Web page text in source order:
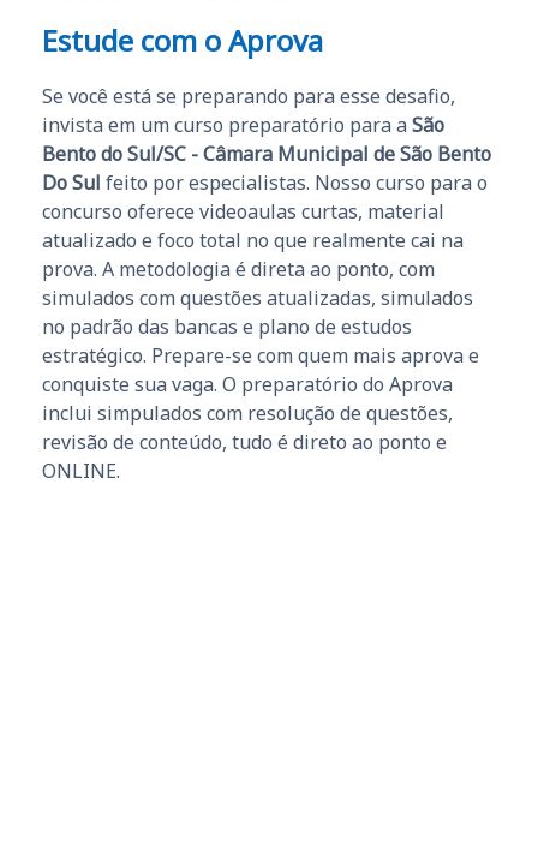
Estude com o Aprova
Se você está se preparando para esse desafio,
invista em um curso preparatório para a São
Bento do Sul/SC - Câmara Municipal de São Bento
Do Sul feito por especialistas. Nosso curso para o
concurso oferece videoaulas curtas, material
atualizado e foco total no que realmente cai na
prova. A metodologia é direta ao ponto, com
simulados com questões atualizadas, simulados
no padrão das bancas e plano de estudos
estratégico. Prepare-se com quem mais aprova e
conquiste sua vaga. O preparatório do Aprova
inclui simpulados com resolução de questões,
revisão de conteúdo, tudo é direto ao ponto e
ONLINE.